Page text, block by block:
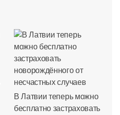
В Латвии теперь можно
бесплатно застраховать